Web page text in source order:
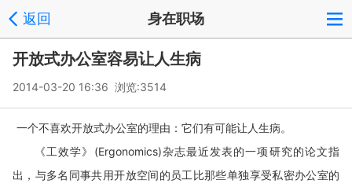
返回 身在职场
开放式办公室容易让人生病
2014-03-20 16:36 浏览:3514
一个不喜欢开放式办公室的理由：它们有可能让人生病。
《工效学》 (Ergonomics)杂志最近发表的一项研究的论文指
出，与多名同事共用开放空间的员工比那些单独享受私密办公室的